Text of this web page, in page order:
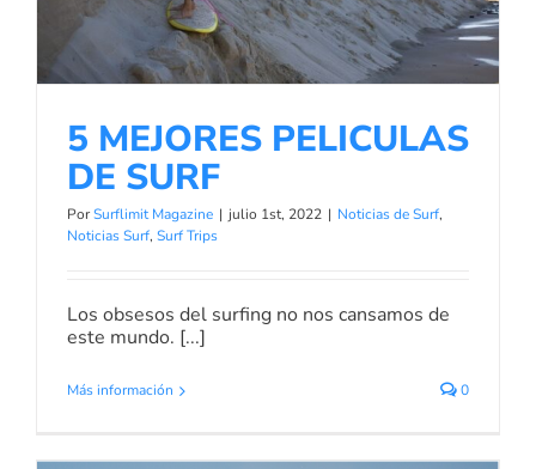
5 MEJORES PELICULAS
DE SURF
PorSurflimit Magazine | julio 1st, 2022 | Noticias de Surf,
Noticias Surf, Surf Trips
Los obsesos del surfing no nos cansamos de
este mundo. [...]
Más información 0